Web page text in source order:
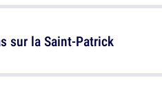
sur la Saint-Patrick